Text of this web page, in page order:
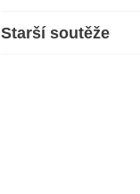
Starší soutěže